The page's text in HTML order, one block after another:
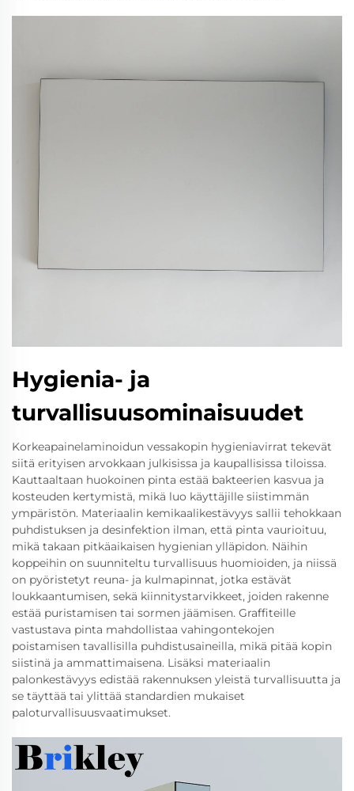
Hygienia- ja
turvallisuusominaisuudet
Korkeapainelaminoidun vessakopin hygieniavirrat tekevät
siitä erityisen arvokkaan julkisissa ja kaupallisissa tiloissa.
Kauttaaltaan huokoinen pinta estää bakteerien kasvua ja
kosteuden kertymistä, mikä luo käyttäjille siistimmän
ympäristön. Materiaalin kemikaalikestävyys sallii tehokkaan
puhdistuksen ja desinfektion ilman, että pinta vaurioituu,
mikä takaan pitkäaikaisen hygienian ylläpidon. Näihin
koppeihin on suunniteltu turvallisuus huomioiden, ja niissä
on pyöristetyt reuna- ja kulmapinnat, jotka estävät
loukkaantumisen, sekä kiinnitystarvikkeet, joiden rakenne
estää puristamisen tai sormen jäämisen. Graffiteille
vastustava pinta mahdollistaa vahingontekojen
poistamisen tavallisilla puhdistusaineilla, mikä pitää kopin
siistinä ja ammattimaisena. Lisäksi materiaalin
palonkestävyys edistää rakennuksen yleistä turvallisuutta ja
se täyttää tai ylittää standardien mukaiset
paloturvallisuusvaatimukset.